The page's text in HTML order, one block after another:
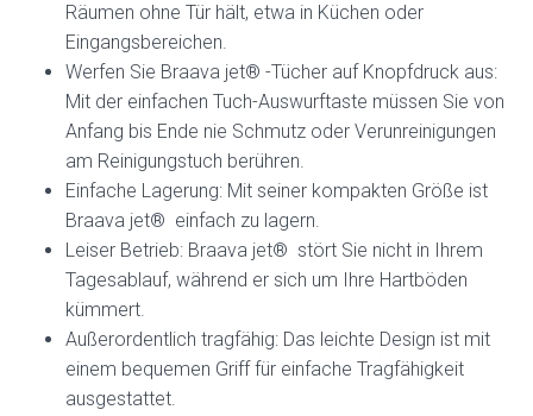
Räumen ohne Tür hält, etwa in Küchen oder
Eingangsbereichen.
Werfen Sie Braava jet® -Tücher auf Knopfdruck aus:
Mit der einfachen Tuch-Auswurftaste müssen Sie von
Anfang bis Ende nie Schmutz oder Verunreinigungen
am Reinigungstuch berühren.
Einfache Lagerung: Mit seiner kompakten Größe ist
Braava jet® einfach zu lagern.
Leiser Betrieb: Braava jet® stört Sie nicht in Ihrem
Tagesablauf, während er sich um Ihre Hartböden
kümmert.
Außerordentlich tragfähig: Das leichte Design ist mit
einem bequemen Griff für einfache Tragfähigkeit
ausgestattet.